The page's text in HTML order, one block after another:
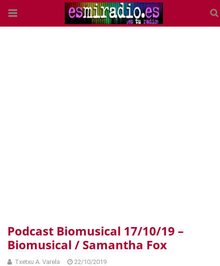
Podcast Biomusical 17/10/19 –
Biomusical / Samantha Fox
Txetxu A. Varela 22/10/2019